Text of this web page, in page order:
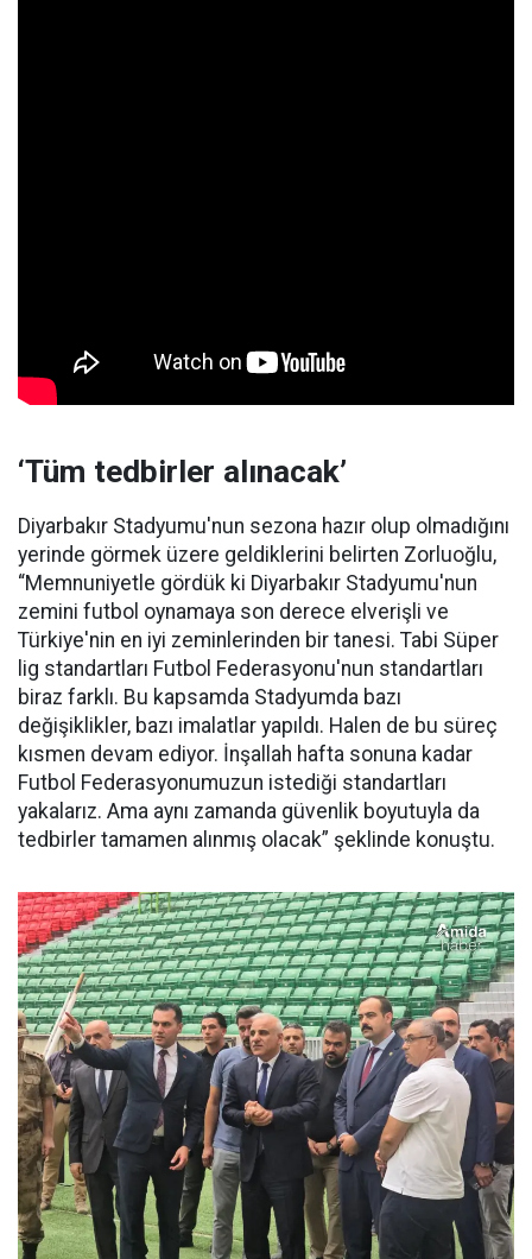
‘Tüm tedbirler alınacak’
Diyarbakır Stadyumu'nun sezona hazır olup olmadığını
yerinde görmek üzere geldiklerini belirten Zorluoğlu,
“Memnuniyetle gördük ki Diyarbakır Stadyumu'nun
zemini futbol oynamaya son derece elverişli ve
Türkiye'nin en iyi zeminlerinden bir tanesi. Tabi Süper
lig standartları Futbol Federasyonu'nun standartları
biraz farklı. Bu kapsamda Stadyumda bazı
değişiklikler, bazı imalatlar yapıldı. Halen de bu süreç
kısmen devam ediyor. İnşallah hafta sonuna kadar
Futbol Federasyonumuzun istediği standartları
yakalarız. Ama aynı zamanda güvenlik boyutuyla da
tedbirler tamamen alınmış olacak” şeklinde konuştu.